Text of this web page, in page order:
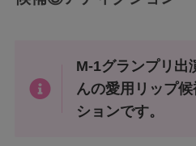
M-1グランプリ出
んの愛用リップ
ションです。